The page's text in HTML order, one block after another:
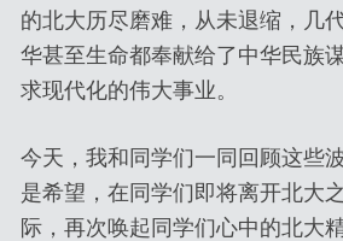
的北大历尽磨难，从未退缩，几
华甚至生命都奉献给了中华民族
求现代化的伟大事业。
今天，我和同学们一同回顾这些
是希望，在同学们即将离开北大之
际，再次唤起同学们心中的北大